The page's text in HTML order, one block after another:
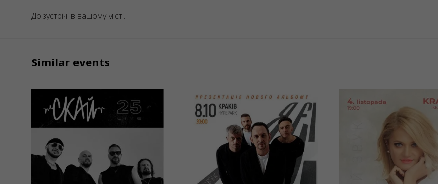
До зустрічі в вашому місті.
Similar events
15/09/2026 20:00
СКАЙ. 25 років
на сцені
08/10/2026 20:00
Друга Ріка. Я Є!
30 років
04/11/2026
Наталія
Бучинська /
Natalia
Buchynska